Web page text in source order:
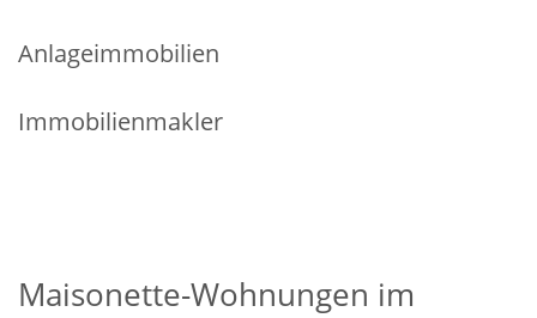
Anlageimmobilien
Immobilienmakler
Maisonette-Wohnungen im